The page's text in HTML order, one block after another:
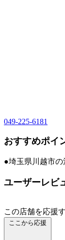
049-225-6181
おすすめポイ
●埼玉県川越市
ユーザーレビ
この店舗を応援す
ここから応援